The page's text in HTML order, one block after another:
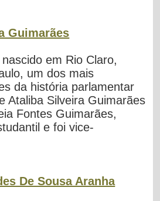
Guimarães
em Rio Claro,
um dos mais
da história parlamentar
Ataliba Silveira Guimarães
Fontes Guimarães,
e foi vice-
De Sousa Aranha